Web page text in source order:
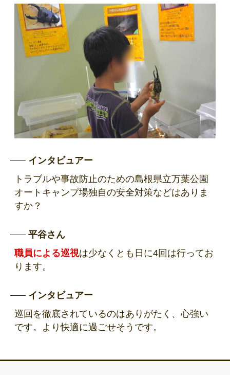
インタビュアー
トラブルや事故防止のための島根県立万葉公園
オートキャンプ場独自の安全対策などはありま
すか？
平谷さん
職員による巡視は少なくとも日に4回は行ってお
ります。
インタビュアー
巡回を徹底されているのはありがたく、心強い
です。より快適に過ごせそうです。